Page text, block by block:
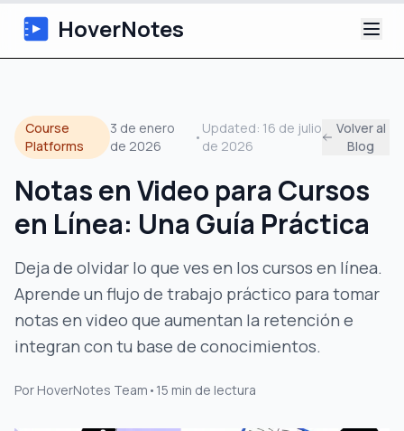
HoverNotes
Extension
Notas de Video con IA
Tutoriales
Acerca de
Blog
Course
Platforms
3 de enero
de 2026
•
Updated: 16 de julio
de 2026
Volver al
Blog
Notas en Video para Cursos
en Línea: Una Guía Práctica
Deja de olvidar lo que ves en los cursos en línea.
Aprende un flujo de trabajo práctico para tomar
notas en video que aumentan la retención e
integran con tu base de conocimientos.
Por HoverNotes Team • 15 min de lectura